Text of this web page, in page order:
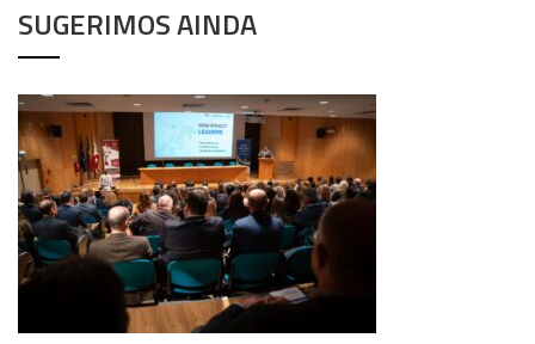
SUGERIMOS AINDA